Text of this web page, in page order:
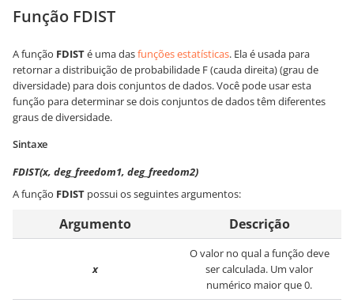
Função FDIST
A função FDISTé uma dasfunções estatísticas. Ela é usada para
retornar a distribuição de probabilidade F (cauda direita) (grau de
diversidade) para dois conjuntos de dados. Você pode usar esta
função para determinar se dois conjuntos de dados têm diferentes
graus de diversidade.
Sintaxe
FDIST(x, deg_freedom1, deg_freedom2)
A função FDIST possui os seguintes argumentos:
Argumento Descrição
x
O valor no qual a função deve
ser calculada. Um valor
numérico maior que 0.